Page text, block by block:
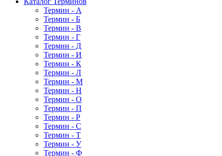
Термин - А
Термин - Б
Термин - В
Термин - Г
Термин - Д
Термин - И
Термин - К
Термин - Л
Термин - М
Термин - Н
Термин - О
Термин - П
Термин - Р
Термин - С
Термин - Т
Термин - У
Термин - Ф